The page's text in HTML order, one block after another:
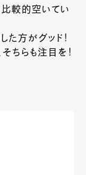
比較的空いてい
方がグッド！
ちらも注目を！